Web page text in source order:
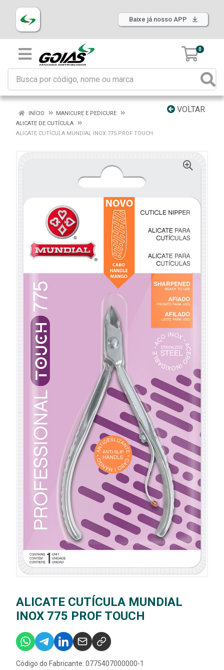
Baixe já nosso APP
0
VOLTAR
INÍCIO
MANICURE E PEDICURE
ALICATE DE CUTÍCULA
ALICATE CUTÍCULA MUNDIAL INOX 775 PROF TOUCH
ALICATE CUTÍCULA MUNDIAL
INOX 775 PROF TOUCH
Código do Fabricante: 0775407000000-1